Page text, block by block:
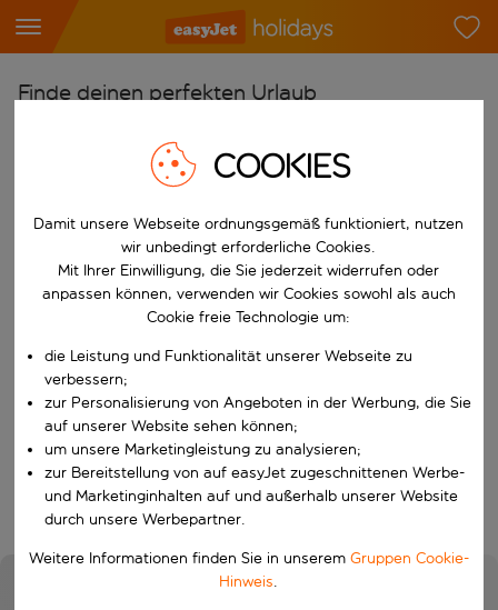
Finde deinen perfekten Urlaub
Flughafen wählen
Beginne mit der Eingabe für die automatische
Reiseziel wählen
Nach
Wähle ein Ab- und Rückflugdatum aus.
Reisezeitraum wählen
Wann
Wer
Suchen
COOKIES
Damit unsere Webseite ordnungsgemäß funktioniert, nutzen
wir unbedingt erforderliche Cookies.
Mit Ihrer Einwilligung, die Sie jederzeit widerrufen oder
anpassen können, verwenden wir Cookies sowohl als auch
Cookie freie Technologie um:
die Leistung und Funktionalität unserer Webseite zu
verbessern;
zur Personalisierung von Angeboten in der Werbung, die Sie
auf unserer Website sehen können;
um unsere Marketingleistung zu analysieren;
zur Bereitstellung von auf easyJet zugeschnittenen Werbe-
und Marketinginhalten auf und außerhalb unserer Website
durch unsere Werbepartner.
Weitere Informationen finden Sie in unserem Gruppen Cookie-
Hinweis.